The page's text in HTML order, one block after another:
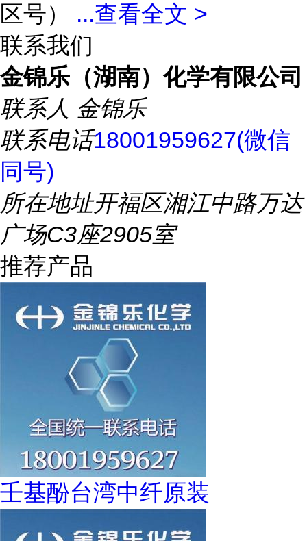
区号） ...查看全文 >
联系我们
金锦乐（湖南）化学有限公司
联系人 金锦乐
联系电话18001959627(微信
同号)
所在地址开福区湘江中路万达
广场C3座2905室
推荐产品
壬基酚台湾中纤原装